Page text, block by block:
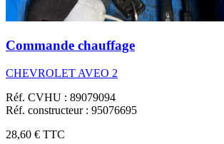
Commande chauffage
CHEVROLET AVEO 2
Réf. CVHU : 89079094
Réf. constructeur : 95076695
28,60 € TTC